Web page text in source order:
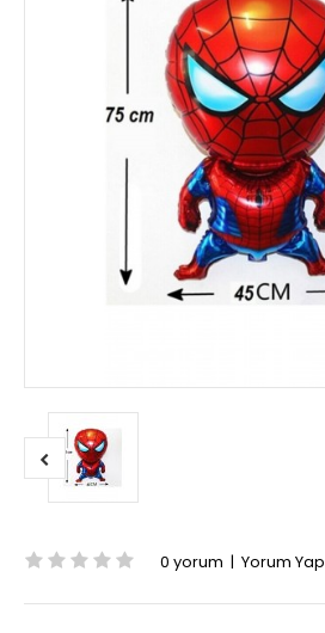
0 yorum | Yorum Yap